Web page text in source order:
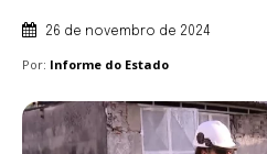
26 de novembro de 2024
Por: Informe do Estado